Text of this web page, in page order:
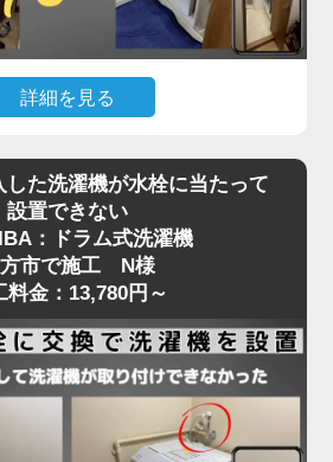
位置調整し、無事に搬入・設置
工料金は3,980円～で、T様にも
ました。
「他社に断られた」など、難し
可能なケースは多くあります。
談ください。プロの判断で最適
します
詳細を見る
を難しくすることがあります。
頼いただいたO様のケースで
のドラム式洗濯機が脱衣所
ない」というお悩みでした。
き戸の開口幅が洗濯機本体の寸
位置はクリアしていたものの、
搬入が不可能な状態。そのた
外してから搬入し、所定の位置
を元通りに復旧することでスム
た洗濯機が水栓に当たって
設置できない
：ドラム式洗濯機
市で施工 N様
料金：13,780円～